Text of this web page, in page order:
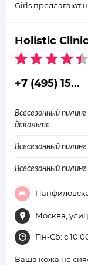
Girls предлагают
Holistic
+7 (495) 15...
Всесезонный
декольте
Всесезонный
Всесезонный
Москва,
Пн-Сб: с
Ваша кожа не